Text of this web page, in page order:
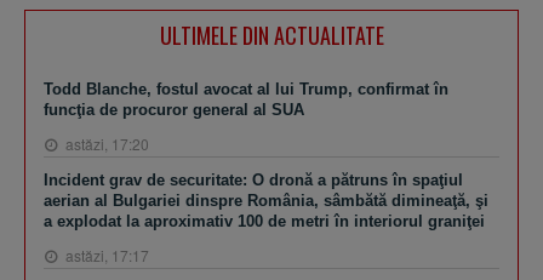
ULTIMELE DIN ACTUALITATE
Todd Blanche, fostul avocat al lui Trump, confirmat în
funcţia de procuror general al SUA
astăzi, 17:20
Incident grav de securitate: O dronă a pătruns în spaţiul
aerian al Bulgariei dinspre România, sâmbătă dimineaţă, şi
a explodat la aproximativ 100 de metri în interiorul graniţei
astăzi, 17:17